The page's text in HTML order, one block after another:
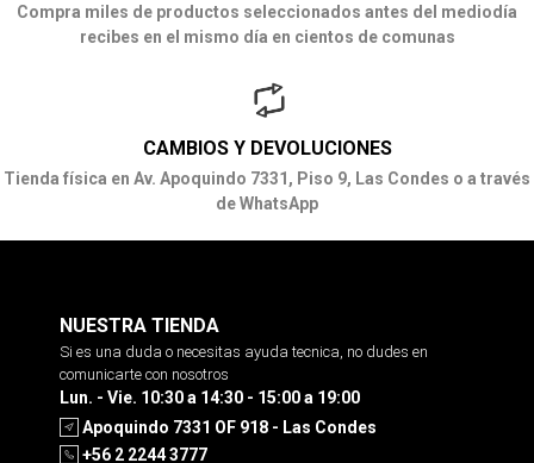
Compra miles de productos seleccionados antes del mediodía
recibes en el mismo día en cientos de comunas
CAMBIOS Y DEVOLUCIONES
Tienda física en Av. Apoquindo 7331, Piso 9, Las Condes o a través
de WhatsApp
NUESTRA TIENDA
Si es una duda o necesitas ayuda tecnica, no dudes en
comunicarte con nosotros
Lun. - Vie. 10:30 a 14:30 - 15:00 a 19:00
Apoquindo 7331 OF 918 - Las Condes
+56 2 2244 3777